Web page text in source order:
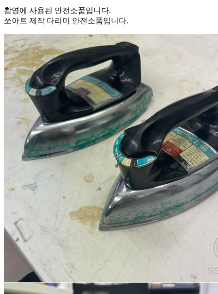
촬영에 사용된 안전소품입니다.
쏘아트 제작 다리미 안전소품입니다.